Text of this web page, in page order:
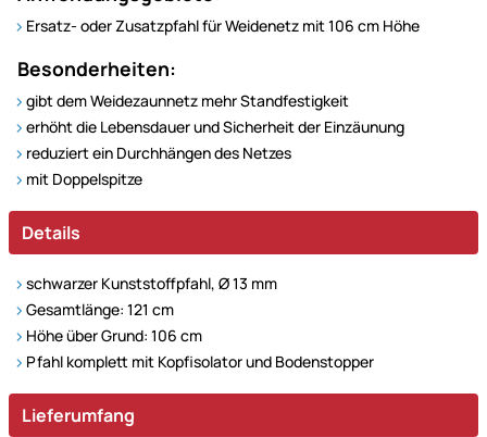
Ersatz- oder Zusatzpfahl für Weidenetz mit 106 cm Höhe
Besonderheiten:
gibt dem Weidezaunnetz mehr Standfestigkeit
erhöht die Lebensdauer und Sicherheit der Einzäunung
reduziert ein Durchhängen des Netzes
mit Doppelspitze
Details
schwarzer Kunststoffpfahl, Ø 13 mm
Gesamtlänge: 121 cm
Höhe über Grund: 106 cm
Pfahl komplett mit Kopfisolator und Bodenstopper
Lieferumfang